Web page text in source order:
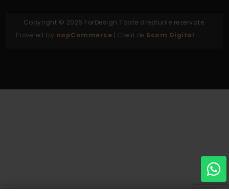
Copyright © 2026 ForDesign.Toate drepturile rezervate.
Powered by nopCommerce | Creat de Ecom Digital